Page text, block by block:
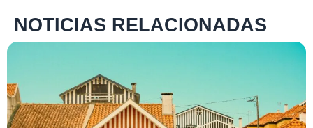
NOTICIAS RELACIONADAS